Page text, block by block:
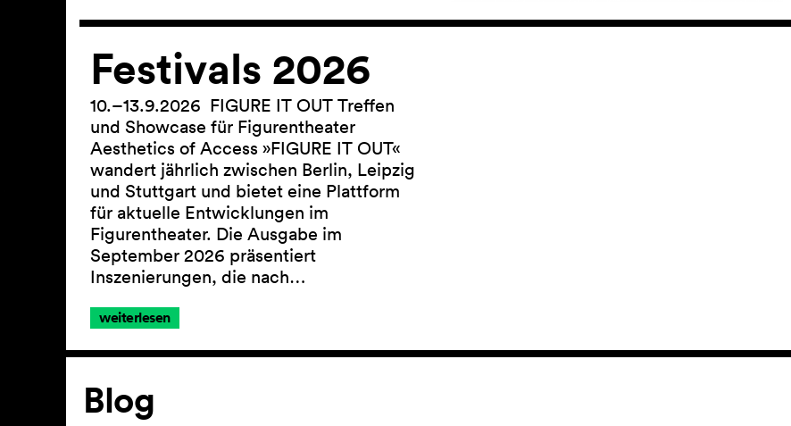
Festivals 2026
10.–13.9.2026 FIGURE IT OUT Treffen
und Showcase für Figurentheater
Aesthetics of Access »FIGURE IT OUT«
wandert jährlich zwischen Berlin, Leipzig
und Stuttgart und bietet eine Plattform
für aktuelle Entwicklungen im
Figurentheater. Die Ausgabe im
September 2026 präsentiert
Inszenierungen, die nach…
weiterlesen
Artikel
Blog